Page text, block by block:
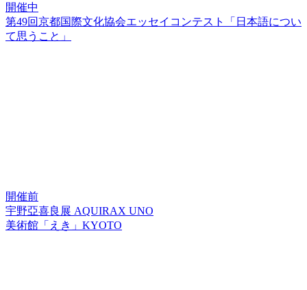
開催中
第49回京都国際文化協会エッセイコンテスト「日本語につい
て思うこと」
開催前
宇野亞喜良展 AQUIRAX UNO
美術館「えき」KYOTO